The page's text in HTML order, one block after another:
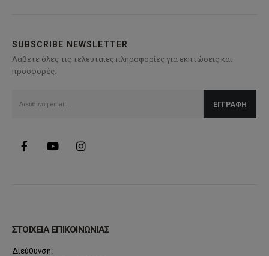
να
SUBSCRIBE NEWSLETTER
Λάβετε όλες τις τελευταίες πληροφορίες για εκπτώσεις και
προσφορές.
ΣΤΟΙΧΕΙΑ ΕΠΙΚΟΙΝΩΝΙΑΣ
Διεύθυνση: